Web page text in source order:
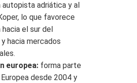
adriática y al
lo que favorece
el sur del
hacia mercados
europea: forma parte
desde 2004 y